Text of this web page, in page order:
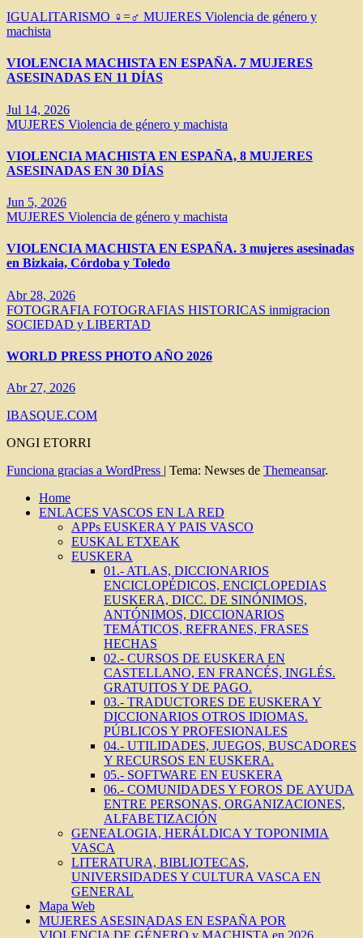
IGUALITARISMO ♀=♂ MUJERES Violencia de género y
machista
VIOLENCIA MACHISTA EN ESPAÑA. 7 MUJERES
ASESINADAS EN 11 DÍAS
Jul 14, 2026
MUJERES Violencia de género y machista
VIOLENCIA MACHISTA EN ESPAÑA, 8 MUJERES
ASESINADAS EN 30 DÍAS
Jun 5, 2026
MUJERES Violencia de género y machista
VIOLENCIA MACHISTA EN ESPAÑA. 3 mujeres asesinadas
en Bizkaia, Córdoba y Toledo
Abr 28, 2026
FOTOGRAFIA FOTOGRAFIAS HISTORICAS inmigracion
SOCIEDAD y LIBERTAD
WORLD PRESS PHOTO AÑO 2026
Abr 27, 2026
IBASQUE.COM
ONGI ETORRI
Funciona gracias a WordPress | Tema: Newses de Themeansar.
Home
ENLACES VASCOS EN LA RED
APPs EUSKERA Y PAIS VASCO
EUSKAL ETXEAK
EUSKERA
01.- ATLAS, DICCIONARIOS
ENCICLOPÉDICOS, ENCICLOPEDIAS
EUSKERA, DICC. DE SINÓNIMOS,
ANTÓNIMOS, DICCIONARIOS
TEMÁTICOS, REFRANES, FRASES
HECHAS
02.- CURSOS DE EUSKERA EN
CASTELLANO, EN FRANCÉS, INGLÉS.
GRATUITOS Y DE PAGO.
03.- TRADUCTORES DE EUSKERA Y
DICCIONARIOS OTROS IDIOMAS.
PÚBLICOS Y PROFESIONALES
04.- UTILIDADES, JUEGOS, BUSCADORES
Y RECURSOS EN EUSKERA.
05.- SOFTWARE EN EUSKERA
06.- COMUNIDADES Y FOROS DE AYUDA
ENTRE PERSONAS, ORGANIZACIONES,
ALFABETIZACIÓN
GENEALOGIA, HERÁLDICA Y TOPONIMIA
VASCA
LITERATURA, BIBLIOTECAS,
UNIVERSIDADES Y CULTURA VASCA EN
GENERAL
Mapa Web
MUJERES ASESINADAS EN ESPAÑA POR